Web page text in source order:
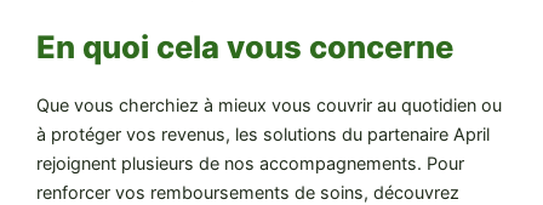
En quoi cela vous concerne
Que vous cherchiez à mieux vous couvrir au quotidien ou
à protéger vos revenus, les solutions du partenaire April
rejoignent plusieurs de nos accompagnements. Pour
renforcer vos remboursements de soins, découvrez